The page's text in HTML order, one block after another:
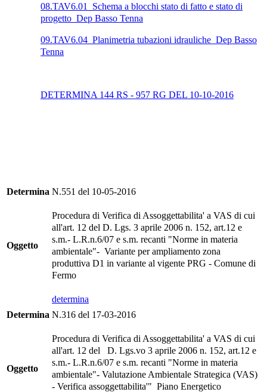
08.TAV6.01_Schema a blocchi stato di fatto e stato di
progetto_Dep Basso Tenna
09.TAV6.04_Planimetria tubazioni idrauliche_Dep Basso
Tenna
DETERMINA 144 RS - 957 RG DEL 10-10-2016
Determina N.551 del 10-05-2016
Oggetto
Procedura di Verifica di Assoggettabilita' a VAS di cui
all'art. 12 del D. Lgs. 3 aprile 2006 n. 152, art.12 e
s.m.- L.R.n.6/07 e s.m. recanti "Norme in materia
ambientale"- Variante per ampliamento zona
produttiva D1 in variante al vigente PRG - Comune di
Fermo
determina
Determina N.316 del 17-03-2016
Oggetto
Procedura di Verifica di Assoggettabilita' a VAS di cui
all'art. 12 del D. Lgs.vo 3 aprile 2006 n. 152, art.12 e
s.m.- L.R.n.6/07 e s.m. recanti "Norme in materia
ambientale"- Valutazione Ambientale Strategica (VAS)
- Verifica assoggettabilita'" Piano Energetico